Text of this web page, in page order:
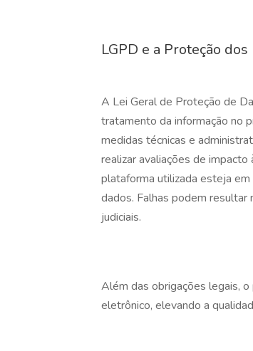
LGPD e a Proteção
A Lei Geral de Proteção de
tratamento da informação no
medidas técnicas e
realizar avaliações de
plataforma utilizada esteja
dados. Falhas podem resultar
judiciais.
Além das obrigações legais,
eletrônico, elevando a